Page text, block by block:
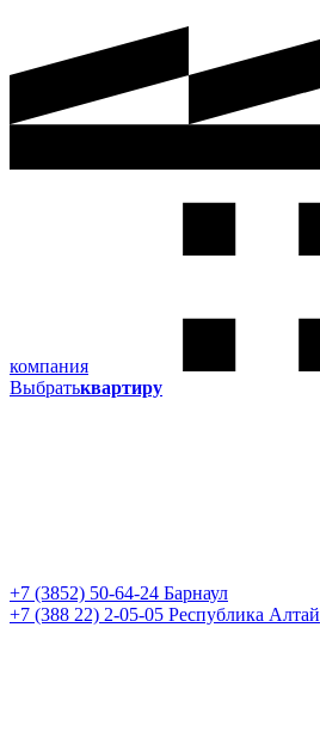
компания
Выбратьквартиру
+7 (3852) 50-64-24 Барнаул
+7 (388 22) 2-05-05 Республика Алтай